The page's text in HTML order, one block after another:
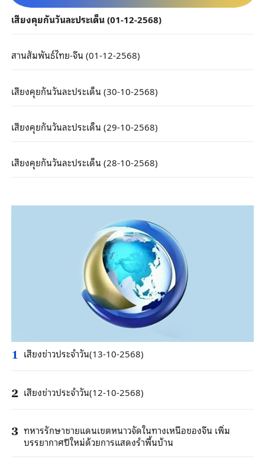
เสียงคุยกันวันละประเด็น (01-12-2568)
สานสัมพันธ์ไทย-จีน (01-12-2568)
เสียงคุยกันวันละประเด็น (30-10-2568)
เสียงคุยกันวันละประเด็น (29-10-2568)
เสียงคุยกันวันละประเด็น (28-10-2568)
1 เสียงข่าวประจำวัน(13-10-2568)
2 เสียงข่าวประจำวัน(12-10-2568)
3 ทหารรักษาชายแดนเขตหนาวจัดในทางเหนือของจีน เพิ่ม
บรรยากาศปีใหม่ด้วยการแสดงรำพื้นบ้าน